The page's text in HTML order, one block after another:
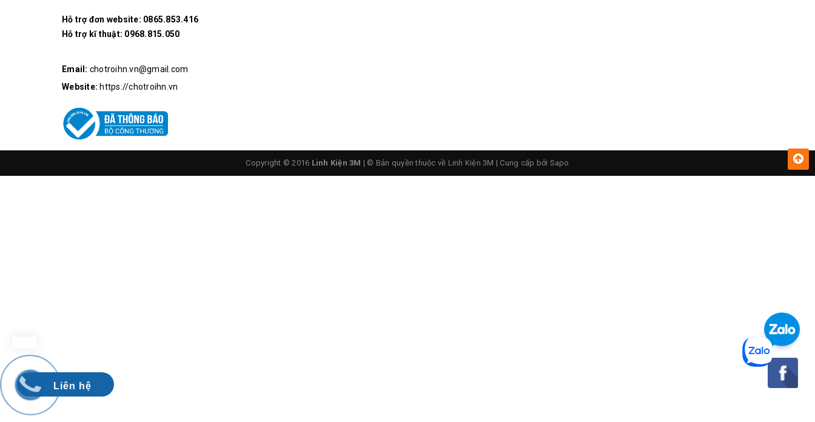
Hỗ trợ đơn website: 0865.853.416
Hỗ trợ kĩ thuật: 0968.815.050
Email: chotroihn.vn@gmail.com
Website: https://chotroihn.vn
Copyright © 2016 Linh Kiện 3M | © Bản quyền thuộc về Linh Kiện 3M | Cung cấp bởi Sapo
Liên hệ